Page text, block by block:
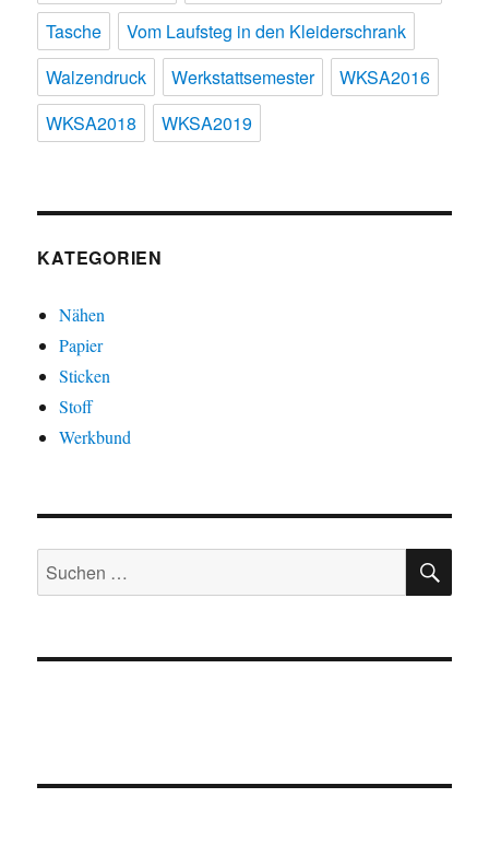
Tasche
Vom Laufsteg in den Kleiderschrank
Walzendruck
Werkstattsemester
WKSA2016
WKSA2018
WKSA2019
KATEGORIEN
Nähen
Papier
Sticken
Stoff
Werkbund
Suchen
nach: